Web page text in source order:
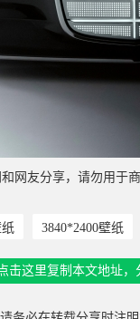
网友分享，请勿用
3840*2400壁纸
击这里复制本文地址